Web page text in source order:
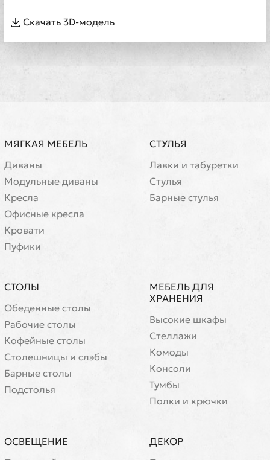
Скачать 3D-модель
МЯГКАЯ МЕБЕЛЬ
Диваны
Модульные диваны
Кресла
Офисные кресла
Кровати
Пуфики
СТУЛЬЯ
Лавки и табуретки
Стулья
Барные стулья
СТОЛЫ
Обеденные столы
Рабочие столы
Кофейные столы
Cтолешницы и слэбы
Барные столы
Подстолья
МЕБЕЛЬ ДЛЯ
ХРАНЕНИЯ
Высокие шкафы
Стеллажи
Комоды
Консоли
Тумбы
Полки и крючки
ОСВЕЩЕНИЕ
ДЕКОР